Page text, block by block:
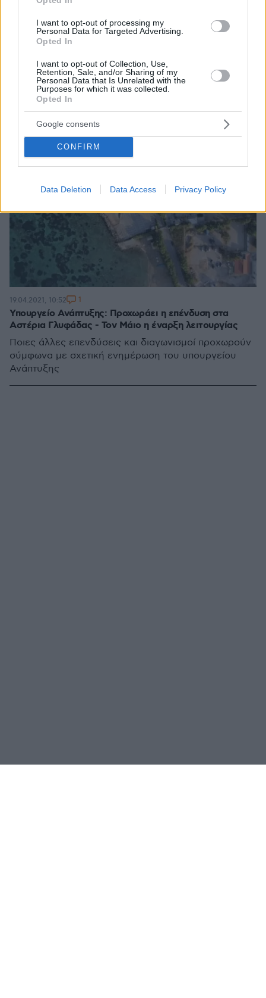
I want to opt-out of processing my
Personal Data for Targeted Advertising.
Opted In
I want to opt-out of Collection, Use,
Retention, Sale, and/or Sharing of my
Personal Data that Is Unrelated with the
Purposes for which it was collected.
Opted In
Google consents
CONFIRM
Data Deletion Data Access Privacy Policy
ΠΑΣΟΚ του Ανδρέα
Υπουργείο Ανάπτυξης: Προχωράει η επένδυση στα
Αστέρια Γλυφάδας - Τον Μάιο η έναρξη λειτουργίας
Ποιες άλλες επενδύσεις και διαγωνισμοί προχωρούν
σύμφωνα με σχετική ενημέρωση του υπουργείου
Ανάπτυξης
19.04.2021, 10:52 1